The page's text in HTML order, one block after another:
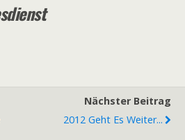
Nächster Beitrag
2012 Geht Es Weiter...